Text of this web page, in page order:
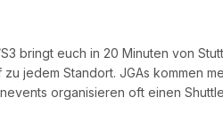
bringt euch in 20 Minuten von
jedem Standort. JGAs kommen
organisieren oft einen